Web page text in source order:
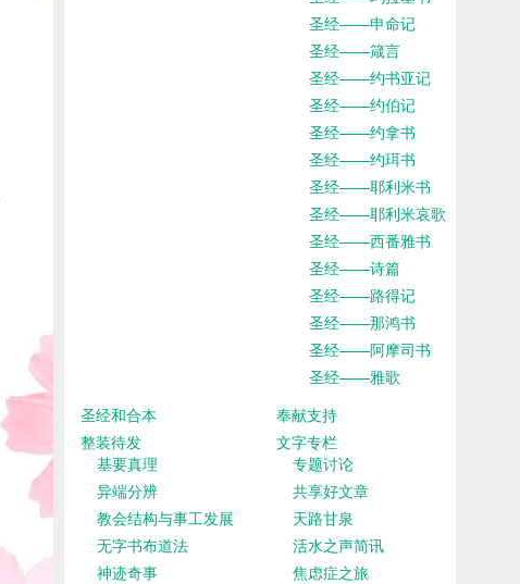
圣经——申命记
圣经——箴言
圣经——约书亚记
圣经——约伯记
圣经——约拿书
圣经——约珥书
圣经——耶利米书
圣经——耶利米哀歌
圣经——西番雅书
圣经——诗篇
圣经——路得记
圣经——那鸿书
圣经——阿摩司书
圣经——雅歌
圣经和合本
奉献支持
整装待发
基要真理
异端分辨
教会结构与事工发展
无字书布道法
神迹奇事
文字专栏
专题讨论
共享好文章
天路甘泉
活水之声简讯
焦虑症之旅